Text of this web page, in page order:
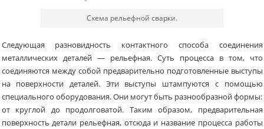
Схема рельефной сварки.
Следующая разновидность контактного способа соединения
металлических деталей — рельефная. Суть процесса в том, что
соединяются между собой предварительно подготовленные выступы
на поверхности деталей. Эти выступы штампуются с помощью
специального оборудования. Они могут быть разнообразной формы:
от круглой до продолговатой. Таким образом, предварительная
поверхность детали рельефная, отсюда и название процесса работы